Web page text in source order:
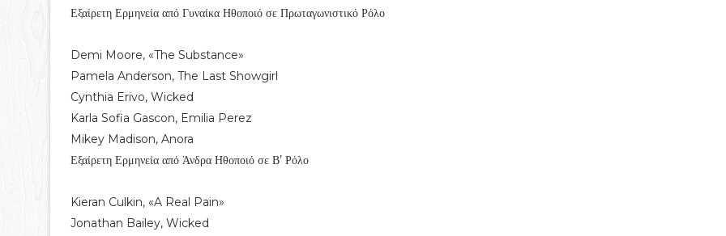
Εξαίρετη Ερμηνεία από Γυναίκα Ηθοποιό σε Πρωταγωνιστικό Ρόλο
Demi Moore, «The Substance»
Pamela Anderson, The Last Showgirl
Cynthia Erivo, Wicked
Karla Sofia Gascon, Emilia Perez
Mikey Madison, Anora
Εξαίρετη Ερμηνεία από Άνδρα Ηθοποιό σε Β’ Ρόλο
Kieran Culkin, «A Real Pain»
Jonathan Bailey, Wicked